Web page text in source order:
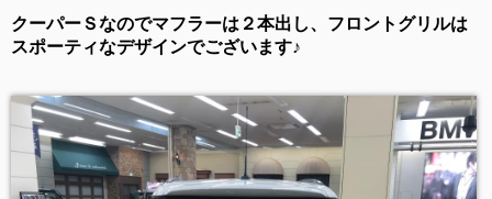
クーパーＳなのでマフラーは２本出し、フロントグリルは
スポーティなデザインでございます♪